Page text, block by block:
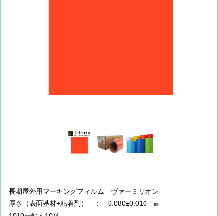
長期屋外用マーキングフィルム ヴァーミリオン
厚さ（表面基材+粘着剤） ： 0.080±0.010 ㎜